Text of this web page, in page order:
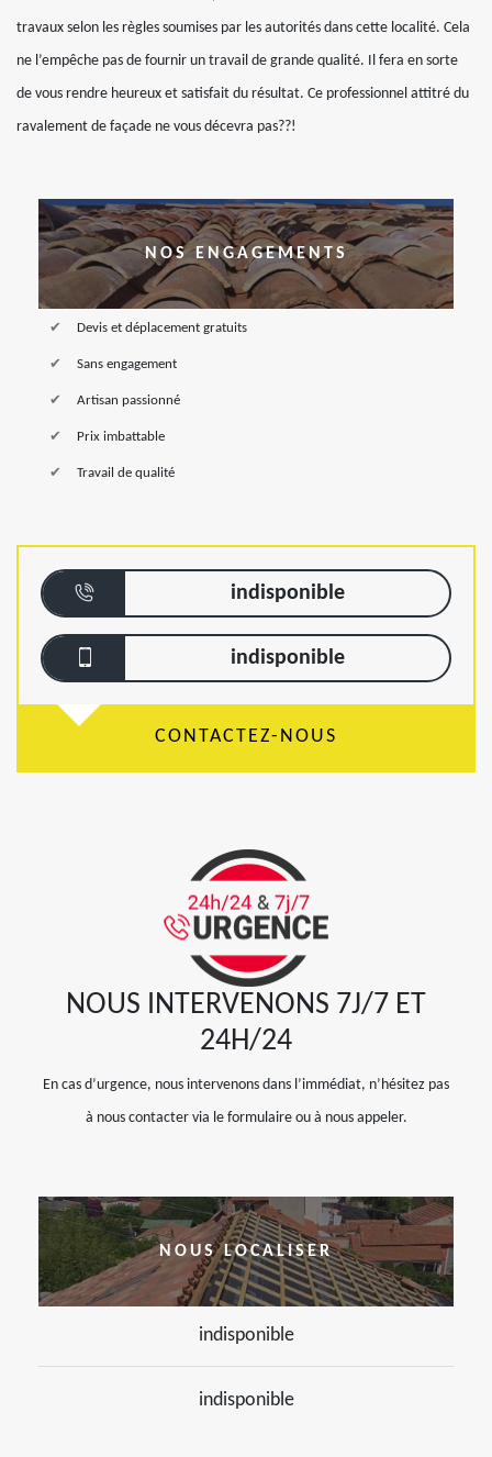
travaux selon les règles soumises par les autorités dans cette localité. Cela
ne l’empêche pas de fournir un travail de grande qualité. Il fera en sorte
de vous rendre heureux et satisfait du résultat. Ce professionnel attitré du
ravalement de façade ne vous décevra pas??!
NOS ENGAGEMENTS
Devis et déplacement gratuits
Sans engagement
Artisan passionné
Prix imbattable
Travail de qualité
indisponible
indisponible
CONTACTEZ-NOUS
NOUS INTERVENONS 7J/7 ET
24H/24
En cas d’urgence, nous intervenons dans l’immédiat, n’hésitez pas
à nous contacter via le formulaire ou à nous appeler.
NOUS LOCALISER
indisponible
indisponible